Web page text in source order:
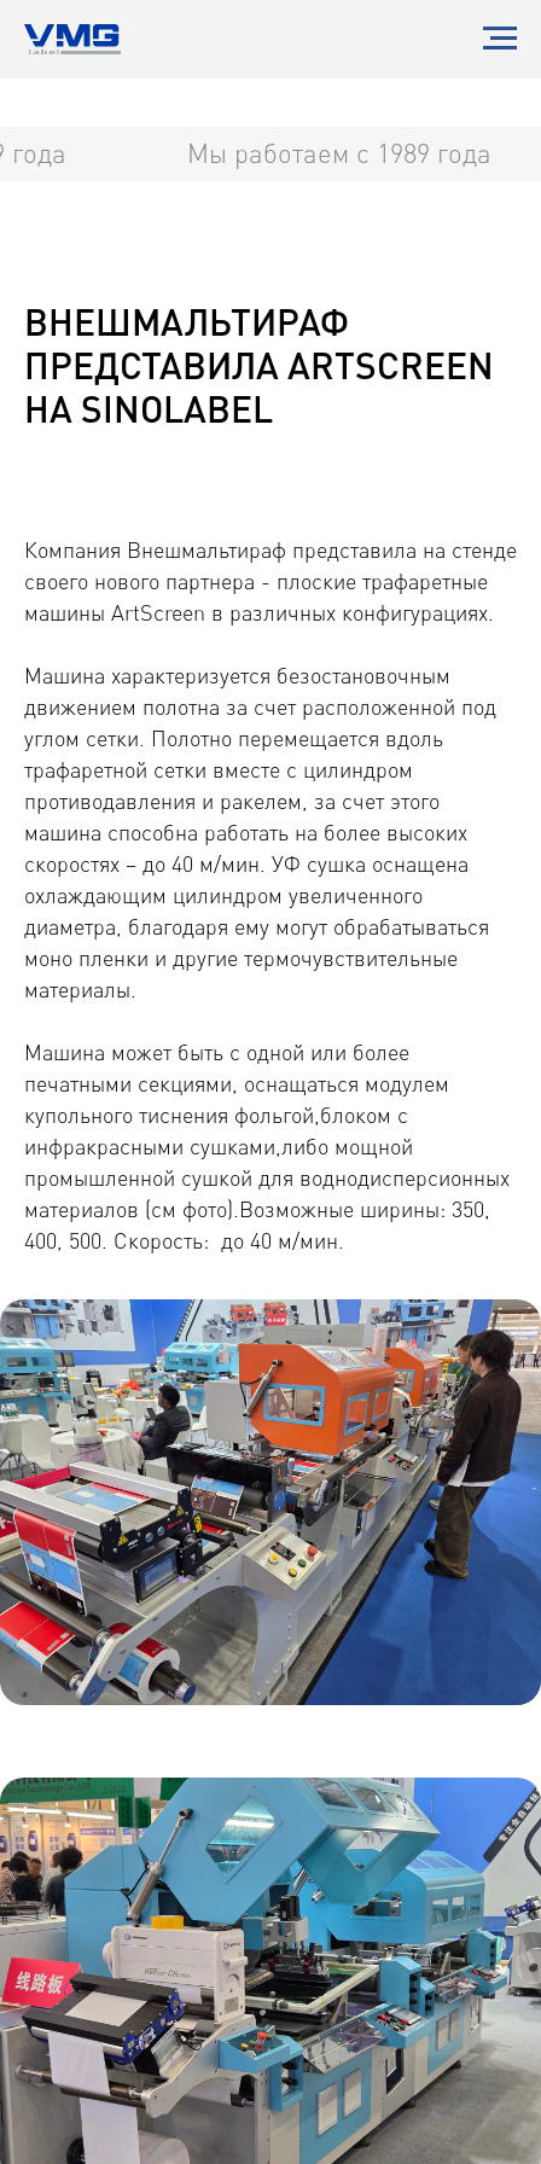
Мы работаем с 1989 года
ВНЕШМАЛЬТИРАФ
ПРЕДСТАВИЛА ARTSCREEN
НА SINOLABEL
Компания Внешмальтираф представила на стенде
своего нового партнера - плоские трафаретные
машины ArtScreen в различных конфигурациях.
Машина характеризуется безостановочным
движением полотна за счет расположенной под
углом сетки. Полотно перемещается вдоль
трафаретной сетки вместе с цилиндром
противодавления и ракелем, за счет этого
машина способна работать на более высоких
скоростях – до 40 м/мин. УФ сушка оснащена
охлаждающим цилиндром увеличенного
диаметра, благодаря ему могут обрабатываться
моно пленки и другие термочувствительные
материалы.
Машина может быть с одной или более
печатными секциями, оснащаться модулем
купольного тиснения фольгой,блоком с
инфракрасными сушками,либо мощной
промышленной сушкой для воднодисперсионных
материалов (см фото).Возможные ширины: 350,
400, 500. Скорость: до 40 м/мин.